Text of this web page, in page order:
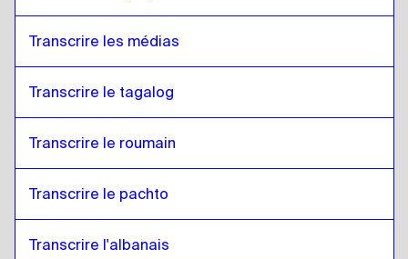
Transcrire les médias
Transcrire le tagalog
Transcrire le roumain
Transcrire le pachto
Transcrire l'albanais